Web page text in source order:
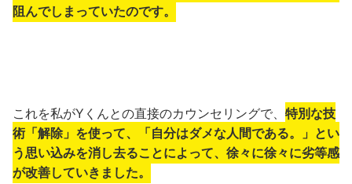
阻んでしまっていたのです。
これを私がYくんとの直接のカウンセリングで、 特別な技
術「解除」を使って、「自分はダメな人間である。」とい
う思い込みを消し去ることによって、徐々に徐々に劣等感
が改善していきました。